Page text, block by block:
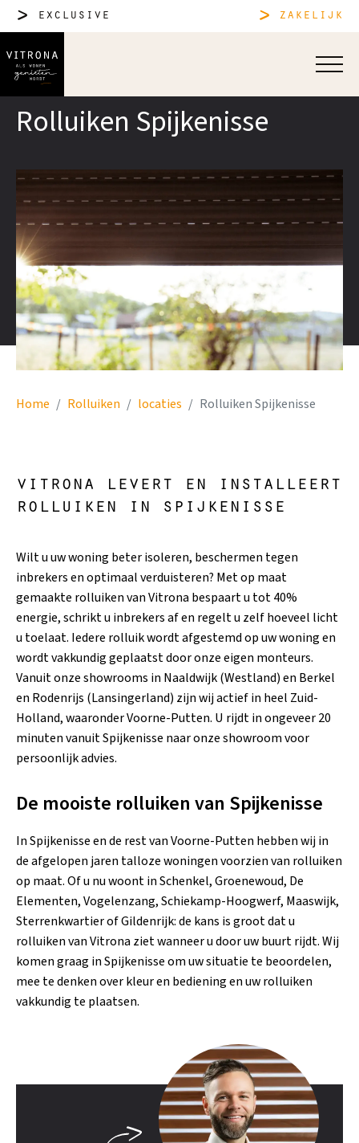
exclusive zakelijk
Rolluiken Spijkenisse
Home Rolluiken locaties Rolluiken Spijkenisse
vitrona levert en installeert
rolluiken in spijkenisse
Wilt u uw woning beter isoleren, beschermen tegen
inbrekers en optimaal verduisteren? Met op maat
gemaakte rolluiken van Vitrona bespaart u tot 40%
energie, schrikt u inbrekers af en regelt u zelf hoeveel licht
u toelaat. Iedere rolluik wordt afgestemd op uw woning en
wordt vakkundig geplaatst door onze eigen monteurs.
Vanuit onze showrooms in Naaldwijk (Westland) en Berkel
en Rodenrijs (Lansingerland) zijn wij actief in heel Zuid-
Holland, waaronder Voorne-Putten. U rijdt in ongeveer 20
minuten vanuit Spijkenisse naar onze showroom voor
persoonlijk advies.
De mooiste rolluiken van Spijkenisse
In Spijkenisse en de rest van Voorne-Putten hebben wij in
de afgelopen jaren talloze woningen voorzien van rolluiken
op maat. Of u nu woont in Schenkel, Groenewoud, De
Elementen, Vogelenzang, Schiekamp-Hoogwerf, Maaswijk,
Sterrenkwartier of Gildenrijk: de kans is groot dat u
rolluiken van Vitrona ziet wanneer u door uw buurt rijdt. Wij
komen graag in Spijkenisse om uw situatie te beoordelen,
mee te denken over kleur en bediening en uw rolluiken
vakkundig te plaatsen.